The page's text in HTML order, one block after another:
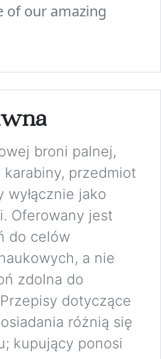
of our amazing
broni palnej,
przedmiot
jako
Oferowany jest
do celów
a nie
zdolna do
dotyczące
różnią się
kupujący ponosi